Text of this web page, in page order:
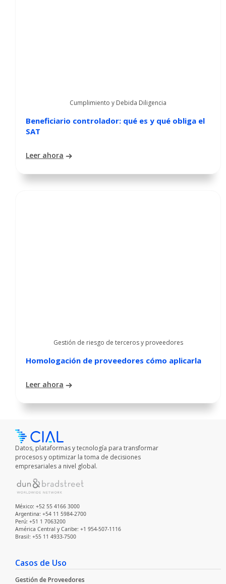
Cumplimiento y Debida Diligencia
Beneficiario controlador: qué es y qué obliga el
SAT
Leer ahora
Gestión de riesgo de terceros y proveedores
Homologación de proveedores cómo aplicarla
Leer ahora
Datos, plataformas y tecnología para transformar
procesos y optimizar la toma de decisiones
empresariales a nivel global.
México: +52 55 4166 3000
Argentina: +54 11 5984-2700
Perú: +51 1 7063200
América Central y Caribe: +1 954-507-1116
Brasil: +55 11 4933-7500
Casos de Uso
Gestión de Proveedores